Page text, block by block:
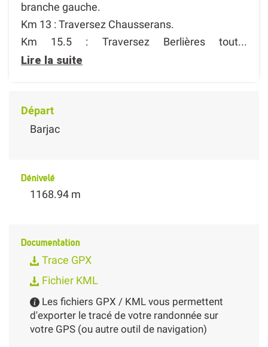
branche gauche.
Km 13 : Traversez Chausserans.
Km 15.5 : Traversez Berlières tout...
Lire la suite
Départ
Barjac
Dénivelé
1168.94 m
Documentation
Trace GPX
Fichier KML
Les fichiers GPX / KML vous permettent
d'exporter le tracé de votre randonnée sur
votre GPS (ou autre outil de navigation)